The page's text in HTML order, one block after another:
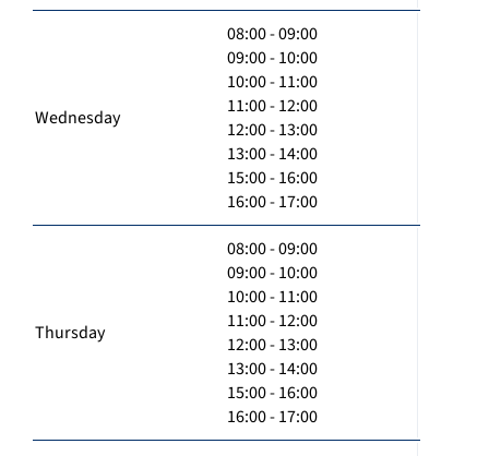
Wednesday
08:00 - 09:00
09:00 - 10:00
10:00 - 11:00
11:00 - 12:00
12:00 - 13:00
13:00 - 14:00
15:00 - 16:00
16:00 - 17:00
Thursday
08:00 - 09:00
09:00 - 10:00
10:00 - 11:00
11:00 - 12:00
12:00 - 13:00
13:00 - 14:00
15:00 - 16:00
16:00 - 17:00